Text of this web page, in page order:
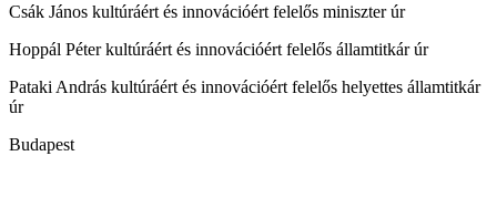
Csák János kultúráért és innovációért felelős miniszter úr
Hoppál Péter kultúráért és innovációért felelős államtitkár úr
Pataki András kultúráért és innovációért felelős helyettes államtitkár
úr
Budapest